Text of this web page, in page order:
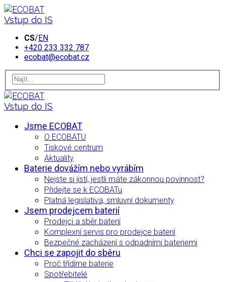
Vstup do IS
CS/EN
+420 233 332 787
ecobat@ecobat.cz
Vstup do IS
Jsme ECOBAT
O ECOBATU
Tiskové centrum
Aktuality
Baterie dovážím nebo vyrábím
Nejste si jistí, jestli máte zákonnou povinnost?
Přidejte se k ECOBATu
Platná legislativa, smluvní dokumenty
Jsem prodejcem baterií
Prodejci a sběr baterií
Komplexní servis pro prodejce baterií
Bezpečné zacházení s odpadními bateriemi
Chci se zapojit do sběru
Proč třídíme baterie
Spotřebitelé